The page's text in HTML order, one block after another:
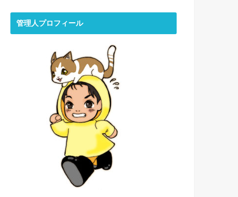
管理人プロフィール